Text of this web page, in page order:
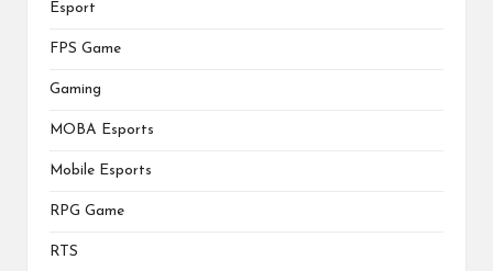
Esport
FPS Game
Gaming
MOBA Esports
Mobile Esports
RPG Game
RTS